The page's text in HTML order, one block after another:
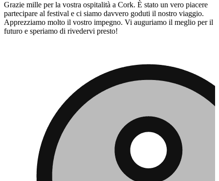
Grazie mille per la vostra ospitalità a Cork. È stato un vero piacere
partecipare al festival e ci siamo davvero goduti il ​​nostro viaggio.
Apprezziamo molto il vostro impegno. Vi auguriamo il meglio per il
futuro e speriamo di rivedervi presto!